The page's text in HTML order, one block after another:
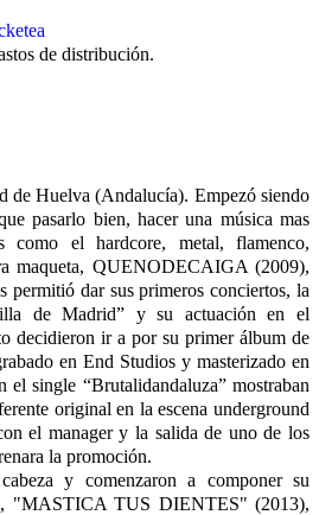
de distribución.
de Huelva (Andalucía). Empezó siendo
pasarlo bien, hacer una música mas
como el hardcore, metal, flamenco,
maqueta, QUENODECAIGA (2009),
permitió dar sus primeros conciertos, la
de Madrid” y su actuación en el
decidieron ir a por su primer álbum de
en End Studios y masterizado en
single “Brutalidandaluza” mostraban
original en la escena underground
el manager y la salida de uno de los
la promoción.
y comenzaron a componer su
"MASTICA TUS DIENTES" (2013),